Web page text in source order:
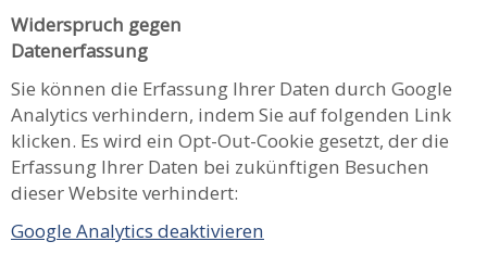
Widerspruch gegen
Datenerfassung
Sie können die Erfassung Ihrer Daten durch Google
Analytics verhindern, indem Sie auf folgenden Link
klicken. Es wird ein Opt-Out-Cookie gesetzt, der die
Erfassung Ihrer Daten bei zukünftigen Besuchen
dieser Website verhindert:
Google Analytics deaktivieren